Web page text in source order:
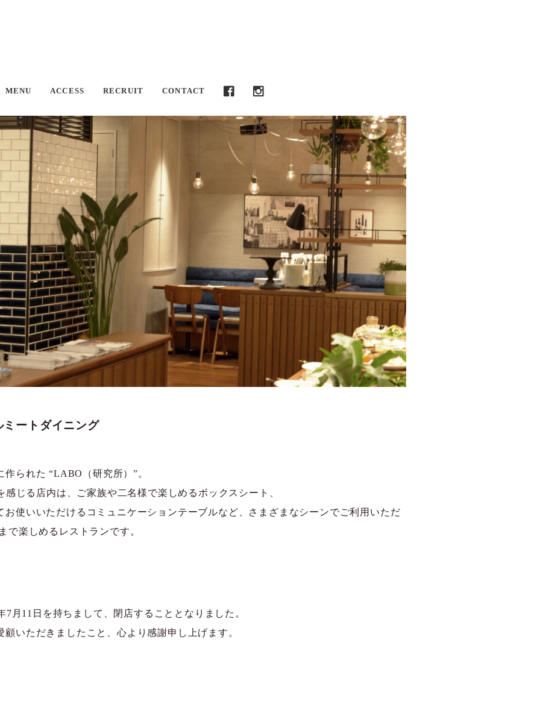
MENU ACCESS RECRUIT CONTACT F I
ートダイニング
られた “LABO（研究所）”。
じる店内は、ご家族や二名様で楽しめるボックスシート、
お使いいただけるコミュニケーションテーブルなど、さまざまなシーンでご利用いただ
で楽しめるレストランです。
7月11日を持ちまして、閉店することとなりました。
いただきましたこと、心より感謝申し上げます。